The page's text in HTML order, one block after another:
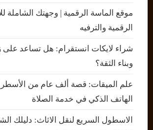
موقع الماسة الرقمية | وجهتك الشاملة
الرقمية والترفيه
شراء لايكات انستقرام: هل تساعد على
وبناء الثقة؟
علم الميقات: قصة ألف عام من
الهاتف الذكي في خدمة الصلاة
الاسطول السريع لنقل الاثاث: دليلك